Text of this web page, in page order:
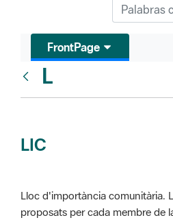
FrontPage
L
LIC
Lloc d'importància comunitària.
proposats per cada membre de